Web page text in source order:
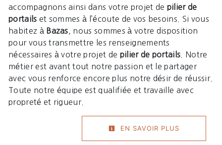
accompagnons ainsi dans votre projet de pilier de
portails et sommes à l’écoute de vos besoins. Si vous
habitez à Bazas , nous sommes à votre disposition
pour vous transmettre les renseignements
nécessaires à votre projet de pilier de portails . Notre
métier est avant tout notre passion et le partager
avec vous renforce encore plus notre désir de réussir.
Toute notre équipe est qualifiée et travaille avec
propreté et rigueur.
EN SAVOIR PLUS